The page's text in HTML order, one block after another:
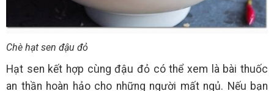
Chè hạt sen đậu đỏ
Hạt sen kết hợp cùng đậu đỏ có thể xem là bài thuốc
an thần hoàn hảo cho những người mất ngủ. Nếu bạn